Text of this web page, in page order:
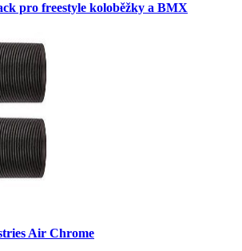
pro freestyle koloběžky a BMX
Air Chrome